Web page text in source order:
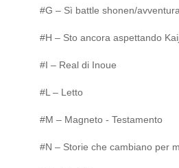
#G – Sì battle shonen/
#H – Sto ancora aspettando
#I – Real di Inoue
#L – Letto
#M – Magneto - Testamento
#N – Storie che cambiano per